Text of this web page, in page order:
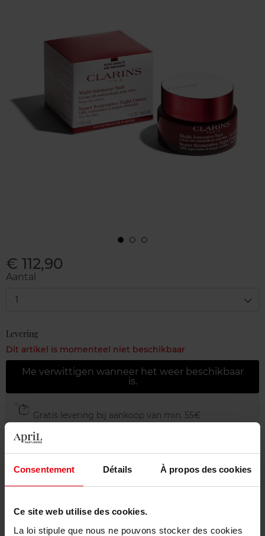
Consentement Détails À propos des cookies
Ce site web utilise des cookies.
La loi stipule que nous ne pouvons stocker des cookies
€ 112,90
Aantal
1
Levering
Dit artikel is momenteel niet beschikbaar
Me verwittigen wanneer het weer beschikbaar
is.
Gratis levering bij aankoop van min. 55€
Gratis retour in je winkelpunt
Gratis verpakking
Beschrijving